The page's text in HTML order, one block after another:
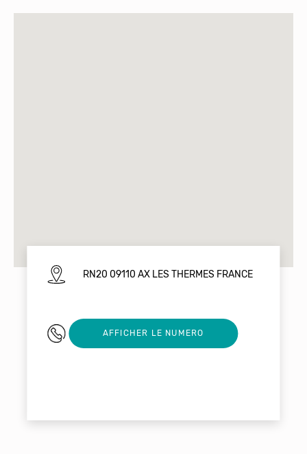
RN20 09110 AX LES THERMES FRANCE
0787416165
AFFICHER LE NUMERO